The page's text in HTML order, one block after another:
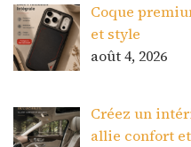
Coque
et style
août 4, 2026
Créez un
allie confort